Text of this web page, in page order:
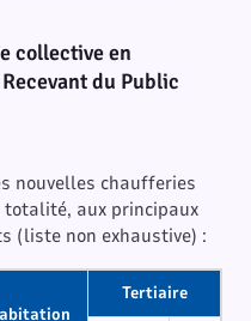
collective en
du Public
nouvelles chaufferies
totalité, aux principaux
(liste non exhaustive) :
Tertiaire